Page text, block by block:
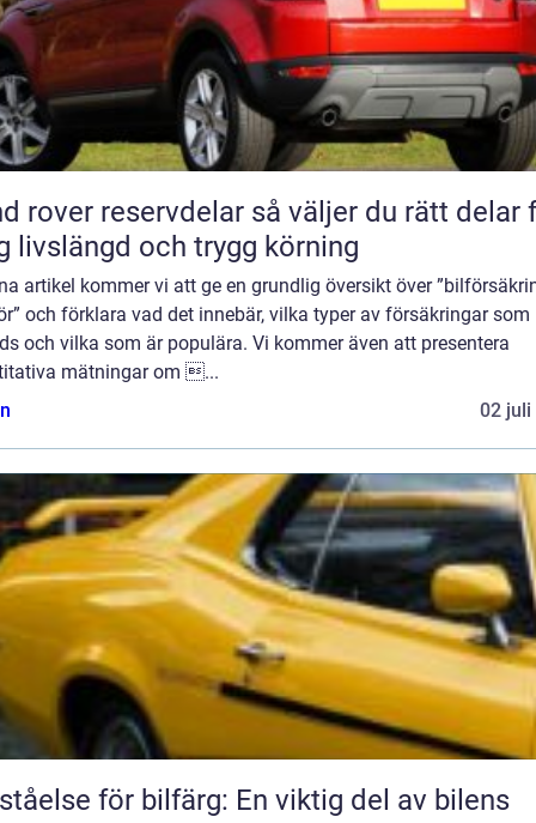
reservdelar så väljer du rätt delar för
livslängd och trygg körning
artikel kommer vi att ge en grundlig översikt över
och förklara vad det innebär, vilka typer av försäkringar som
och vilka som är populära. Vi kommer även att presentera
mätningar om ...
02 juli
för bilfärg: En viktig del av bilens